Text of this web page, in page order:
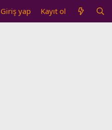
Giriş yap Kayıt ol